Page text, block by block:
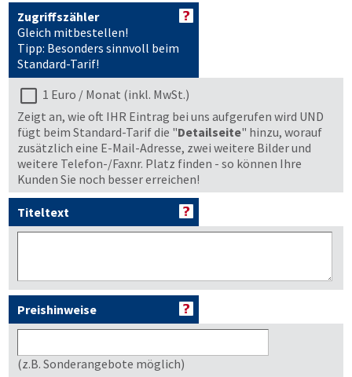
Zugriffszähler
Gleich mitbestellen!
Tipp: Besonders sinnvoll beim
Standard-Tarif!
1 Euro / Monat (inkl. MwSt.)
Zeigt an, wie oft IHR Eintrag bei uns aufgerufen wird UND
fügt beim Standard-Tarif die "Detailseite" hinzu, worauf
zusätzlich eine E-Mail-Adresse, zwei weitere Bilder und
weitere Telefon-/Faxnr. Platz finden - so können Ihre
Kunden Sie noch besser erreichen!
Titeltext
Preishinweise
(z.B. Sonderangebote möglich)